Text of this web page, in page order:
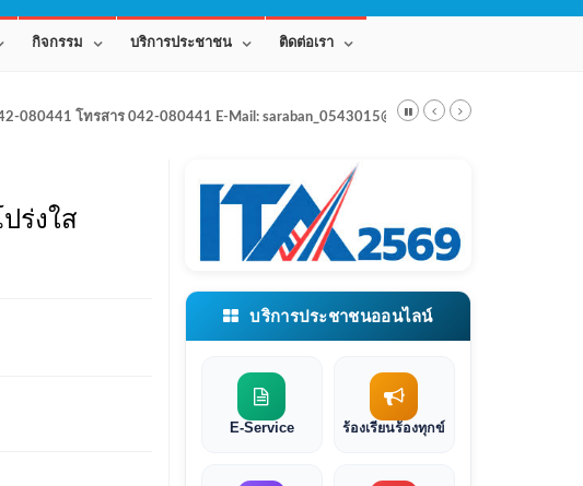
กิจกรรม บริการประชาชน ติดต่อเรา
โทรสาร 042-080441 E-Mail: saraban_0543015@dla.go.th
ร่งใส
บริการประชาชนออนไลน์
E-Service ร้องเรียนร้องทุกข์